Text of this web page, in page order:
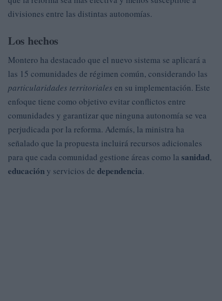
divisiones entre las distintas autonomías.
Los hechos
Montero ha destacado que el nuevo sistema se aplicará a
las 15 comunidades de régimen común, considerando las
particularidades territoriales en su implementación. Este
enfoque tiene como objetivo evitar conflictos entre
comunidades y garantizar que ninguna autonomía se vea
perjudicada por la reforma. Además, la ministra ha
señalado que la propuesta incluirá recursos adicionales
para que cada comunidad gestione áreas como la sanidad,
educación y servicios de dependencia.